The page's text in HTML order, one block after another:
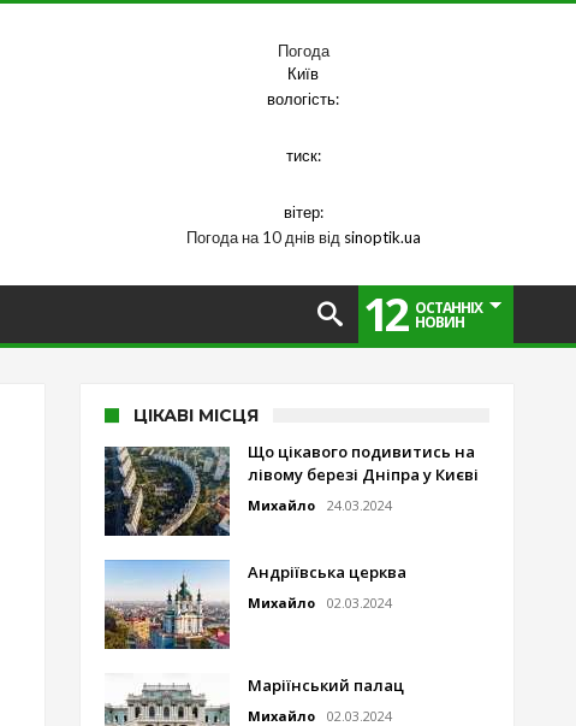
Погода
Київ
вологість:
тиск:
вітер:
Погода на 10 днів від sinoptik.ua
12 ОСТАННІХ
НОВИН
ЦІКАВІ МІСЦЯ
Що цікавого подивитись на
лівому березі Дніпра у Києві
Михайло 24.03.2024
Андріївська церква
Михайло 02.03.2024
Маріїнський палац
Михайло 02.03.2024